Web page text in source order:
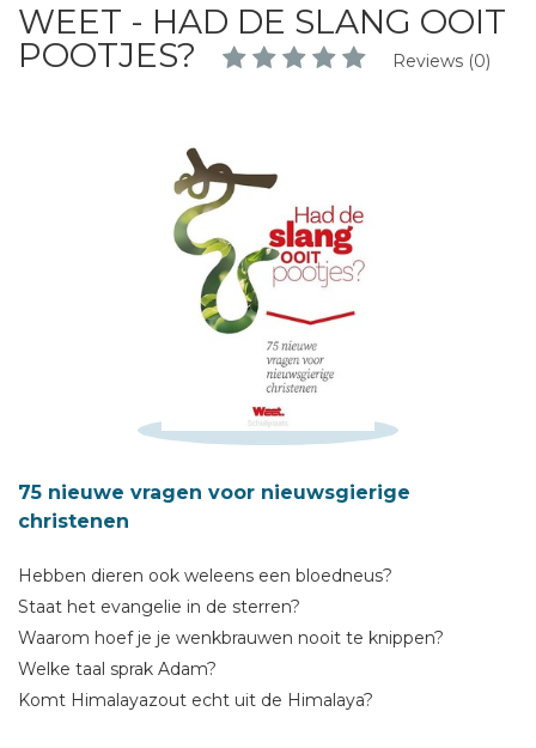
WEET - HAD DE SLANG OOIT
POOTJES?
Reviews (0)
75 nieuwe vragen voor nieuwsgierige
christenen
Hebben dieren ook weleens een bloedneus?
Staat het evangelie in de sterren?
Waarom hoef je je wenkbrauwen nooit te knippen?
Welke taal sprak Adam?
Komt Himalayazout echt uit de Himalaya?
E-mail *
Titel *
Bericht *